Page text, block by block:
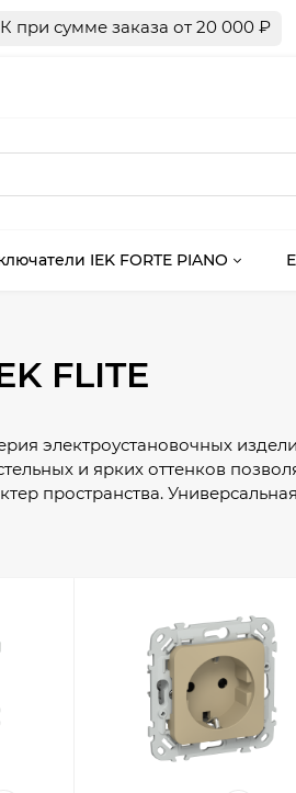
при сумме заказа от 20 000 ₽
IEK FORTE PIANO
FLITE
электроустановочных
и ярких оттенков
пространства.
а безвинтовые зажимы
гарантируют безопасную и